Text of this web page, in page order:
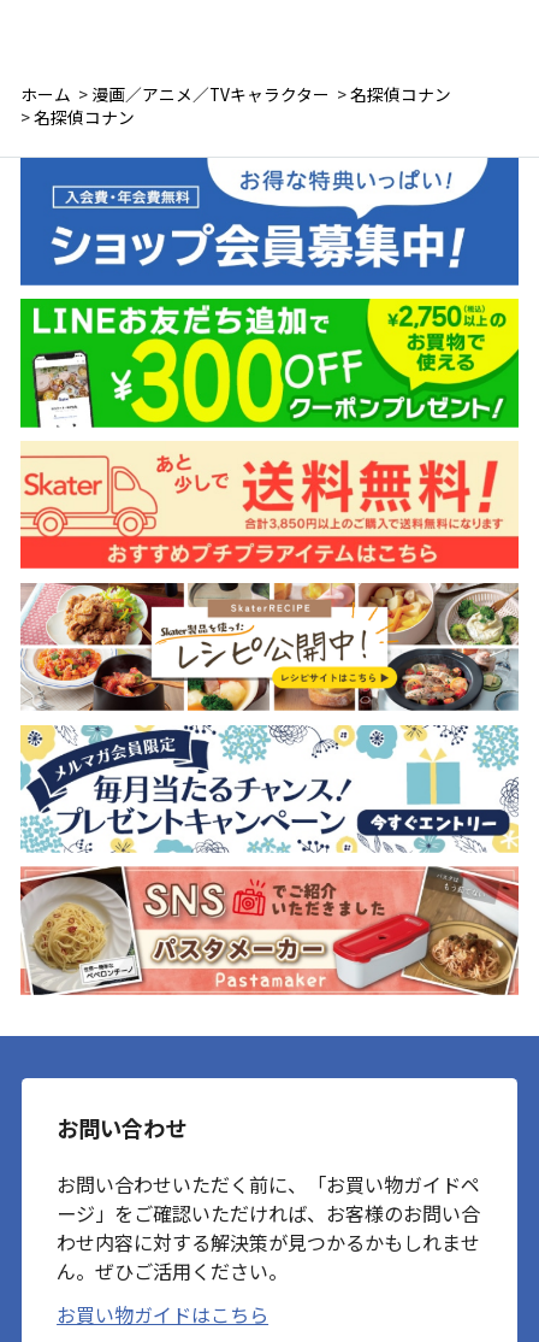
ホーム > 漫画／アニメ／TVキャラクター >名探偵コナン
>名探偵コナン
お問い合わせ
お問い合わせいただく前に、「お買い物ガイドペ
ージ」をご確認いただければ、お客様のお問い合
わせ内容に対する解決策が見つかるかもしれませ
ん。ぜひご活用ください。
お買い物ガイドはこちら